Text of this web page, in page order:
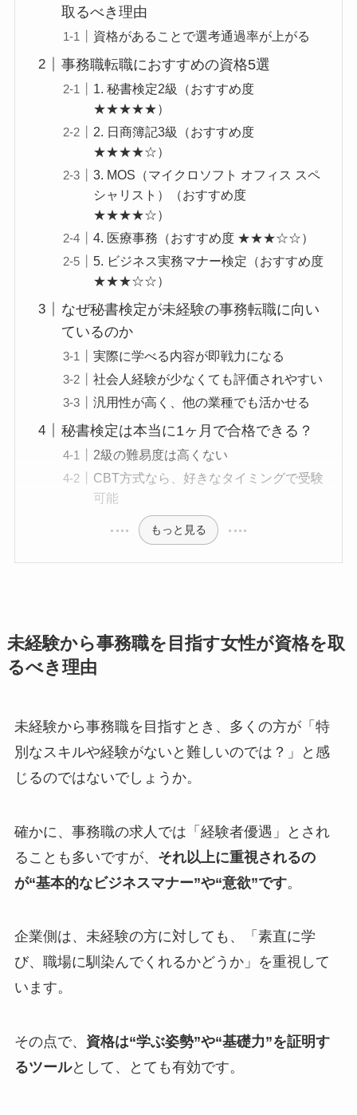
取るべき理由
資格があることで選考通過率が上がる
事務職転職におすすめの資格5選
1. 秘書検定2級（おすすめ度
★★★★★）
2. 日商簿記3級（おすすめ度
★★★★☆）
3. MOS（マイクロソフト オフィス スペ
シャリスト）（おすすめ度
★★★★☆）
4. 医療事務（おすすめ度 ★★★☆☆）
5. ビジネス実務マナー検定（おすすめ度
★★★☆☆）
なぜ秘書検定が未経験の事務転職に向い
ているのか
実際に学べる内容が即戦力になる
社会人経験が少なくても評価されやすい
汎用性が高く、他の業種でも活かせる
秘書検定は本当に1ヶ月で合格できる？
2級の難易度は高くない
CBT方式なら、好きなタイミングで受験
可能
もっと見る
未経験から事務職を目指す女性が資格を取
るべき理由
未経験から事務職を目指すとき、多くの方が「特
別なスキルや経験がないと難しいのでは？」と感
じるのではないでしょうか。
確かに、事務職の求人では「経験者優遇」とされ
ることも多いですが、 それ以上に重視されるの
が“基本的なビジネスマナー”や“意欲”です。
企業側は、未経験の方に対しても、「素直に学
び、職場に馴染んでくれるかどうか」を重視して
います。
その点で、 資格は“学ぶ姿勢”や“基礎力”を証明す
るツールとして、とても有効です。